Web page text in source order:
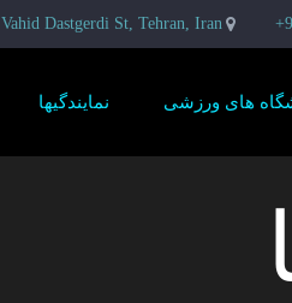
Vahid Dastgerdi St, Tehran, Iran
های ورزشی نمایندگیها